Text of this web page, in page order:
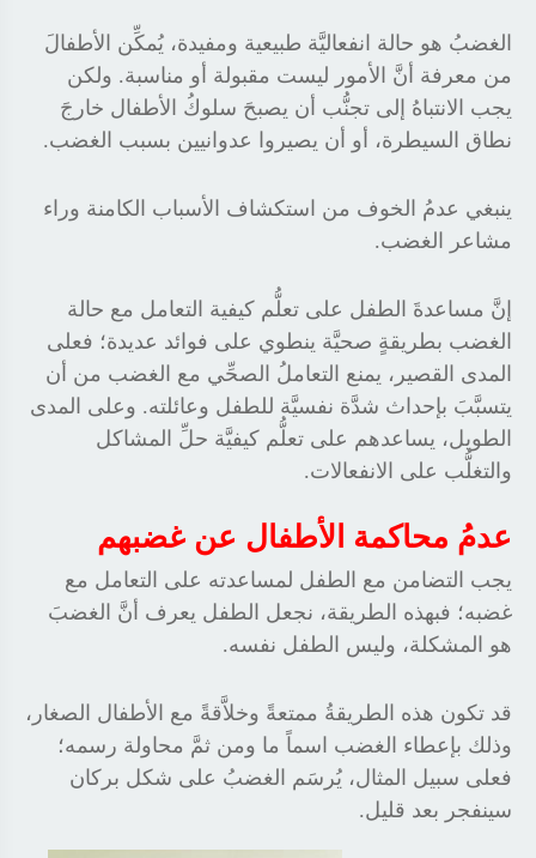
الغضبُ هو حالة انفعاليَّة طبيعية ومفيدة، يُمكِّن الأطفالَ
من معرفة أنَّ الأمور ليست مقبولة أو مناسبة. ولكن
يجب الانتباهُ إلى تجنُّب أن يصبحَ سلوكُ الأطفال خارجَ
نطاق السيطرة، أو أن يصيروا عدوانيين بسبب الغضب.
ينبغي عدمُ الخوف من استكشاف الأسباب الكامنة وراء
مشاعر الغضب.
إنَّ مساعدةَ الطفل على تعلُّم كيفية التعامل مع حالة
الغضب بطريقةٍ صحيَّة ينطوي على فوائد عديدة؛ فعلى
المدى القصير، يمنع التعاملُ الصحِّي مع الغضب من أن
يتسبَّبَ بإحداث شدَّة نفسيَّة للطفل وعائلته. وعلى المدى
الطويل، يساعدهم على تعلُّم كيفيَّة حلِّ المشاكل
والتغلُّب على الانفعالات.
عدمُ محاكمة الأطفال عن غضبهم
يجب التضامن مع الطفل لمساعدته على التعامل مع
غضبه؛ فبهذه الطريقة، نجعل الطفل يعرف أنَّ الغضبَ
هو المشكلة، وليس الطفل نفسه.
قد تكون هذه الطريقةُ ممتعةً وخلاَّقةً مع الأطفال الصغار،
وذلك بإعطاء الغضب اسماً ما ومن ثمَّ محاولة رسمه؛
فعلى سبيل المثال، يُرسَم الغضبُ على شكل بركان
سينفجر بعد قليل.